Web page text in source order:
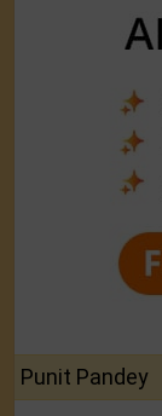
Punit Pandey